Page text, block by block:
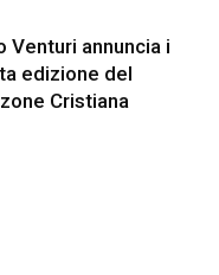
Venturi annuncia i
edizione del
Cristiana